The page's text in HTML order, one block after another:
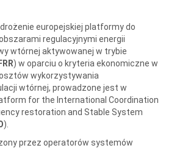
europejskiej platformy do
regulacyjnymi energii
wtórnej aktywowanej w trybie
) w oparciu o kryteria ekonomiczne w
wykorzystywania
wtórnej, prowadzone jest w
for the International Coordination
restoration and Stable System
).
przez operatorów systemów